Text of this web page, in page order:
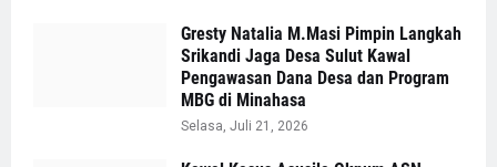
Gresty Natalia M.Masi Pimpin Langkah
Srikandi Jaga Desa Sulut Kawal
Pengawasan Dana Desa dan Program
MBG di Minahasa
Selasa, Juli 21, 2026